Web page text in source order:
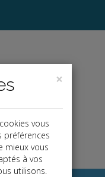
×
vous
préférences
mieux vous
à vos
utilisons.